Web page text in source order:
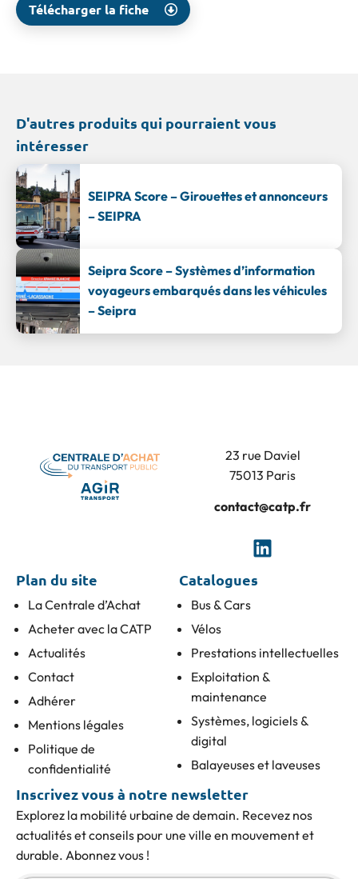
Télécharger la fiche
D'autres produits qui pourraient vous
intéresser
SEIPRA Score – Girouettes et annonceurs
– SEIPRA
Seipra Score – Systèmes d’information
voyageurs embarqués dans les véhicules
– Seipra
23 rue Daviel
75013 Paris
contact@catp.fr
Plan du site
La Centrale d’Achat
Acheter avec la CATP
Actualités
Contact
Adhérer
Mentions légales
Politique de
confidentialité
Catalogues
Bus & Cars
Vélos
Prestations intellectuelles
Exploitation &
maintenance
Systèmes, logiciels &
digital
Balayeuses et laveuses
Inscrivez vous à notre newsletter
Explorez la mobilité urbaine de demain. Recevez nos
actualités et conseils pour une ville en mouvement et
durable. Abonnez vous !